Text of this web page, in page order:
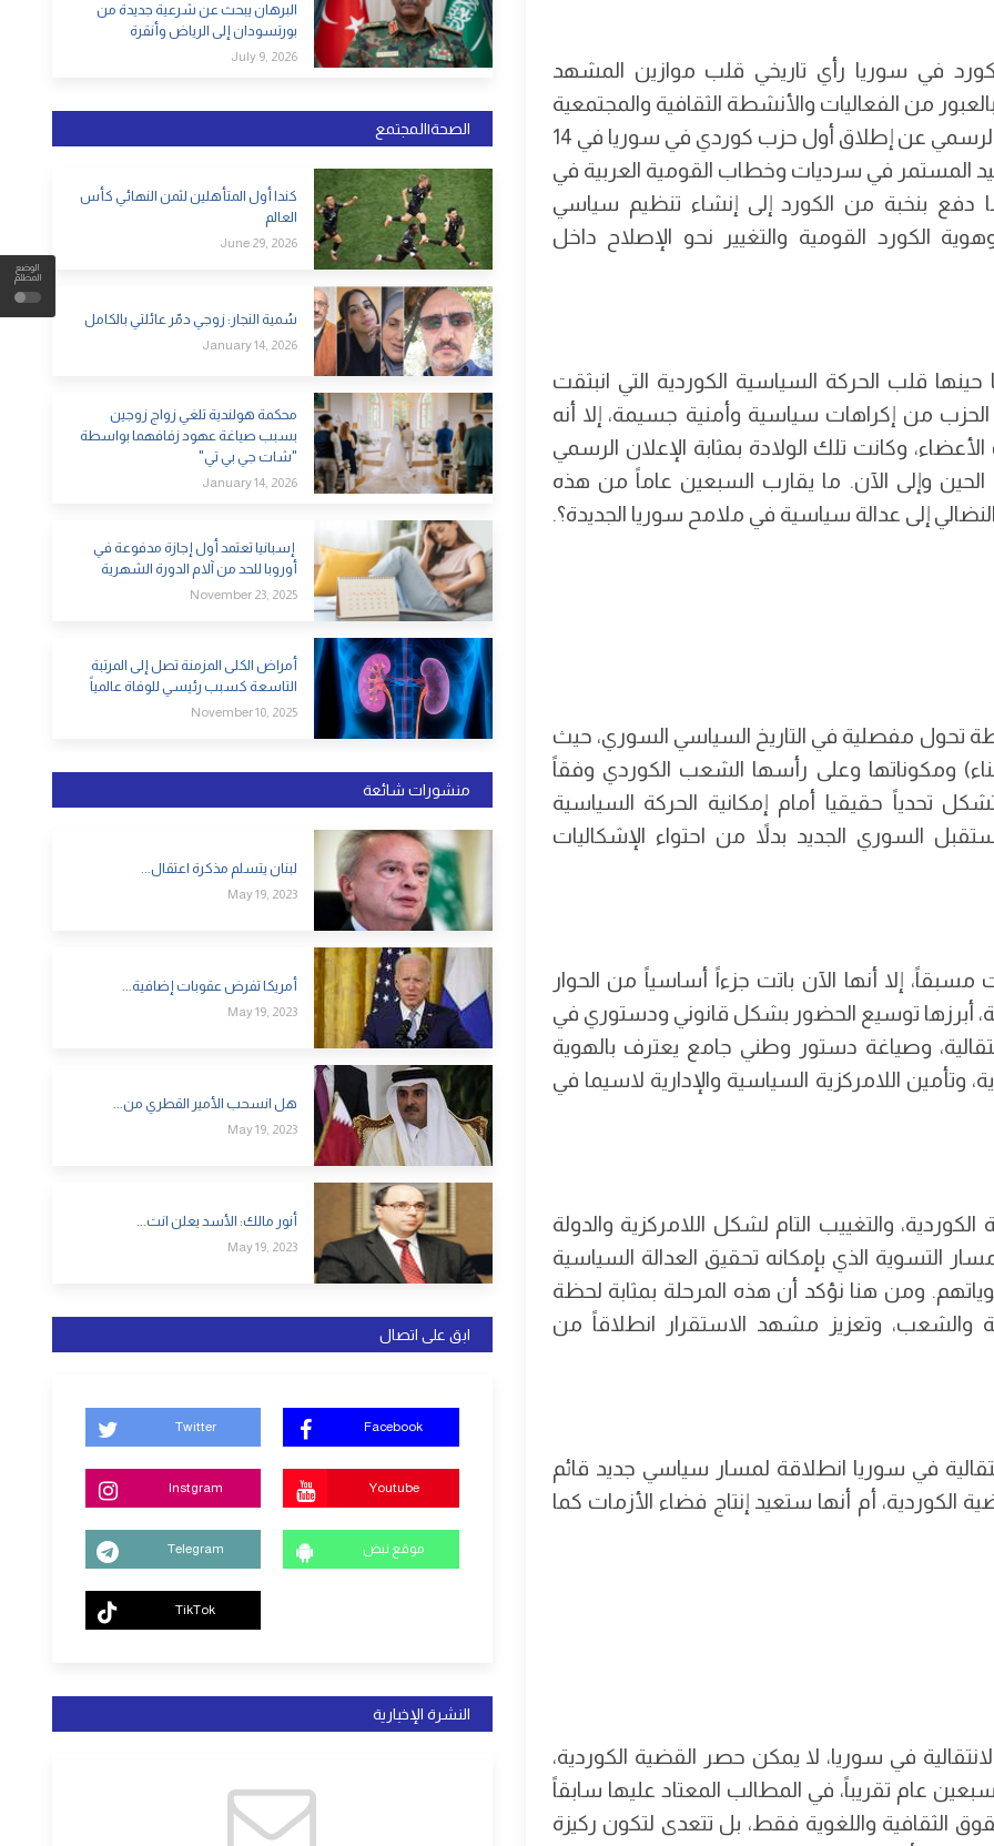
الوضع
المظلم
في سوريا رأي تاريخي قلب موازين المشهد
من الفعاليات والأنشطة الثقافية والمجتمعية
إلى الممارسة السياسية المؤسسية قبيل الإعلان الرسمي عن إطلاق أول حزب كوردي في سوريا في 14
التصعيد المستمر في سرديات وخطاب القومية العربية في
دفع بنخبة من الكورد إلى إنشاء تنظيم سياسي
الكورد القومية والتغيير نحو الإصلاح داخل
قلب الحركة السياسية الكوردية التي انبثقت
من إكراهات سياسية وأمنية جسيمة، إلا أنه
وكانت تلك الولادة بمثابة الإعلان الرسمي
وإلى الآن. ما يقارب السبعين عاماً من هذه
إلى عدالة سياسية في ملامح سوريا الجديدة؟.
نقطة تحول مفصلية في التاريخ السياسي السوري، حيث
ومكوناتها وعلى رأسها الشعب الكوردي وفقاً
تحدياً حقيقيا أمام إمكانية الحركة السياسية
السوري الجديد بدلاً من احتواء الإشكاليات
إلا أنها الآن باتت جزءاً أساسياً من الحوار
أبرزها توسيع الحضور بشكل قانوني ودستوري في
وصياغة دستور وطني جامع يعترف بالهوية
وتأمين اللامركزية السياسية والإدارية لاسيما في
والتغييب التام لشكل اللامركزية والدولة
التسوية الذي بإمكانه تحقيق العدالة السياسية
ومن هنا نؤكد أن هذه المرحلة بمثابة لحظة
والشعب، وتعزيز مشهد الاستقرار انطلاقاً من
في سوريا انطلاقة لمسار سياسي جديد قائم
الكوردية، أم أنها ستعيد إنتاج فضاء الأزمات كما
في سوريا، لا يمكن حصر القضية الكوردية،
عام تقريباً، في المطالب المعتاد عليها سابقاً
الثقافية واللغوية فقط، بل تتعدى لتكون ركيزة
البرهان يبحث عن شرعية جديدة من
بورتسودان إلى الرياض وأنقرة
July 9, 2026
الصحة|المجتمع
كندا أول المتأهلين لثمن النهائي كأس
العالم
June 29, 2026
سُمية النجار: زوجي دمّر عائلتي بالكامل
January 14, 2026
محكمة هولندية تلغي زواج زوجين
بسبب صياغة عهود زفافهما بواسطة
"شات جي بي تي"
January 14, 2026
إسبانيا تعتمد أول إجازة مدفوعة في
أوروبا للحد من آلام الدورة الشهرية
November 23, 2025
أمراض الكلى المزمنة تصل إلى المرتبة
التاسعة كسبب رئيسي للوفاة عالمياً
November 10, 2025
منشورات شائعة
لبنان يتسلم مذكرة اعتقال...
May 19, 2023
أمريكا تفرض عقوبات إضافية...
May 19, 2023
هل انسحب الأمير القطري من...
May 19, 2023
أنور مالك: الأسد يعلن انت...
May 19, 2023
ابق على اتصال
Twitter Facebook
Instgram Youtube
Telegram موقع نبض
TikTok
النشرة الإخبارية